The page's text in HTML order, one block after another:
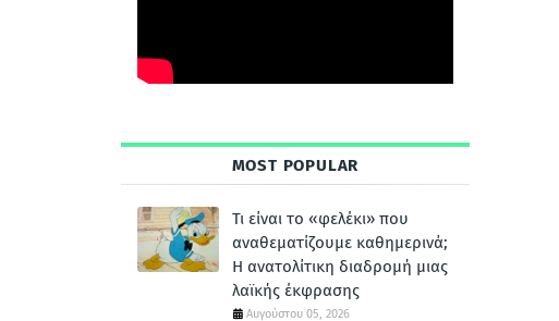
MOST POPULAR
Τι είναι το «φελέκι» που
αναθεματίζουμε καθημερινά;
Η ανατολίτικη διαδρομή μιας
λαϊκής έκφρασης
Αυγούστου 05, 2026